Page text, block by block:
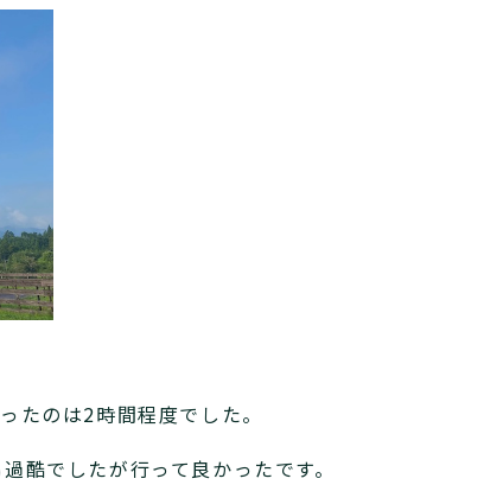
たのは2時間程度でした。
酷でしたが行って良かったです。